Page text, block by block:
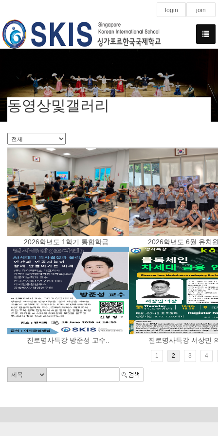
login join
동영상및갤러리
2026학년도 1학기 통합학급.. 2026학년도 6월 유치
진로명사특강 방준성 교수.. 진로명사특강 서상민
1 2 3 4